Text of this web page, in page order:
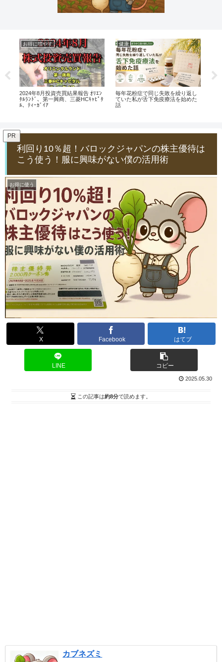
お得に増やす
2024年8月投資売買結果報告 ｵﾘｴﾝ
ﾀﾙﾗﾝﾄﾞ、第一興商、三菱HCｷｬﾋﾟﾀ
ﾙ、ﾃｨｰｶﾞｲｱ
健康
毎年花粉症で同じ失敗を繰り返し
ていた私が舌下免疫療法を始めた
話
PR
利回り10％超！バロックジャパンの株主優待は
こう使う！服に興味がない僕の活用術
お得に使う
X Facebook はてブ
LINE コピー
2025.05.30
この記事は約8分で読めます。
カブネズミ